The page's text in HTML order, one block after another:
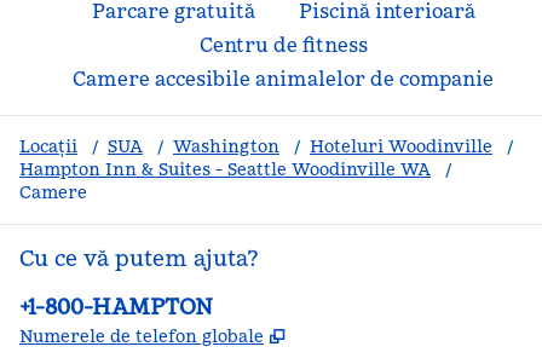
Parcare gratuită
Piscină interioară
Centru de fitness
Camere accesibile animalelor de companie
Locații / SUA / Washington / Hoteluri Woodinville
/
Hampton Inn & Suites - Seattle Woodinville WA
/
Camere
Cu ce vă putem ajuta?
Telefon:
+1-800-HAMPTON
Numerele de telefon globale ,